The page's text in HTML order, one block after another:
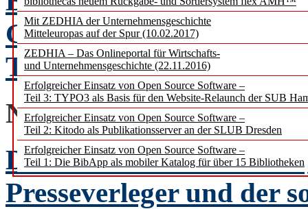
Mit ZEDHIA der Unternehmensgeschichte
Mitteleuropas auf der Spur (10.02.2017)
ZEDHIA – Das Onlineportal für Wirtschafts-
und Unternehmensgeschichte (22.11.2016)
Erfolgreicher Einsatz von Open Source Software –
Teil 3: TYPO3 als Basis für den Website-Relaunch der SUB
Erfolgreicher Einsatz von Open Source Software –
Teil 2: Kitodo als Publikationsserver an der SLUB Dresden
Erfolgreicher Einsatz von Open Source Software –
Teil 1: Die BibApp als mobiler Katalog für über 15 Bibliotheken
Georg Ruppelt
Teil III: Frühe Neuzeit
Die Relevanz des
Presseverleger und der